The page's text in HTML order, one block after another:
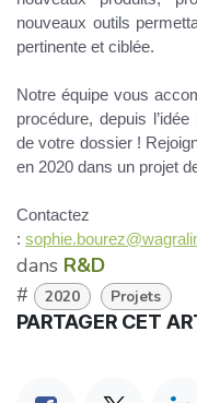
nouveaux outils
pertinente et ciblée.
Notre équipe vous
procédure, depuis
de votre dossier !
en 2020 dans un projet
:
dans R&D
#
2020 Projets
PARTAGER CET